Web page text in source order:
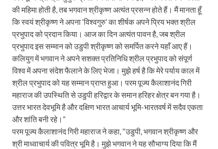
की महिमा होती है, तब भगवान श्रीकृष्ण अत्यंत प्रसन्न होते हैं। मैं मानता हूँ
कि स्वयं श्रीकृष्ण ने अपना ‘विश्वगुरु’ का शीर्षक अपने प्रिय भक्त श्रील
प्रभुपाद को प्रदान किया। आज का दिन अत्यंत पावन है, जब श्रील
प्रभुपाद इस सम्मान को उडुपी श्रीकृष्ण को समर्पित करने यहाँ आए हैं।
कलियुग में भगवान ने अपने सशक्त प्रतिनिधि श्रील प्रभुपाद को संपूर्ण
विश्व में अपना संदेश फैलाने के लिए भेजा। मुझे हर्ष है कि मेरे पर्याय काल में
श्रील प्रभुपाद को यह सम्मान प्राप्त हुआ। परम पूज्य कैलाशानंद गिरी
महाराज की उपस्थिति से उडुपी हरिद्वार के समान हरिहर क्षेत्र बन गया है।
उत्तर भारत देवभूमि है और दक्षिण भारत आचार्य भूमि-भारतवर्ष में सदैव एकता
और शांति बनी रहे।”
परम पूज्य कैलाशानंद गिरी महाराज ने कहा, “उडुपी, भगवान श्रीकृष्ण और
श्री माध्वाचार्य की पवित्र भूमि है। मुझे भगवान ने यह सौभाग्य दिया कि मैं